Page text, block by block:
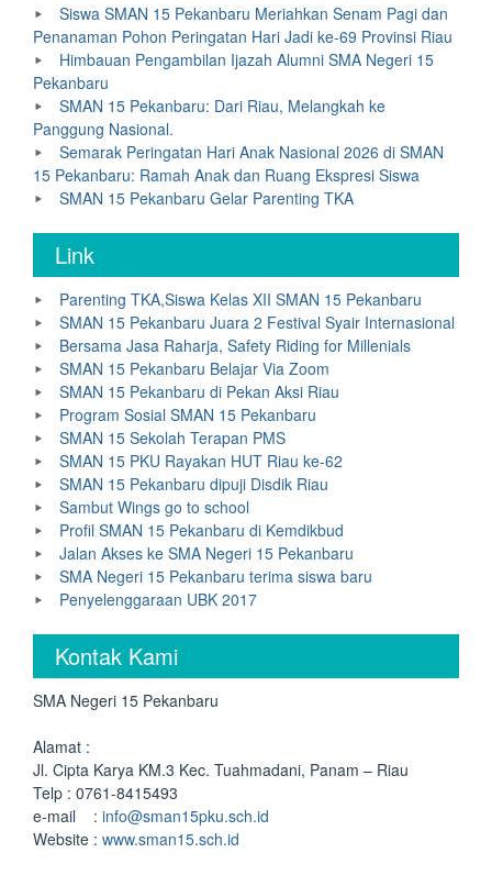
Siswa SMAN 15 Pekanbaru Meriahkan Senam Pagi dan
Penanaman Pohon Peringatan Hari Jadi ke-69 Provinsi Riau
Himbauan Pengambilan Ijazah Alumni SMA Negeri 15
Pekanbaru
SMAN 15 Pekanbaru: Dari Riau, Melangkah ke
Panggung Nasional.
Semarak Peringatan Hari Anak Nasional 2026 di SMAN
15 Pekanbaru: Ramah Anak dan Ruang Ekspresi Siswa
SMAN 15 Pekanbaru Gelar Parenting TKA
Link
Parenting TKA,Siswa Kelas XII SMAN 15 Pekanbaru
SMAN 15 Pekanbaru Juara 2 Festival Syair Internasional
Bersama Jasa Raharja, Safety Riding for Millenials
SMAN 15 Pekanbaru Belajar Via Zoom
SMAN 15 Pekanbaru di Pekan Aksi Riau
Program Sosial SMAN 15 Pekanbaru
SMAN 15 Sekolah Terapan PMS
SMAN 15 PKU Rayakan HUT Riau ke-62
SMAN 15 Pekanbaru dipuji Disdik Riau
Sambut Wings go to school
Profil SMAN 15 Pekanbaru di Kemdikbud
Jalan Akses ke SMA Negeri 15 Pekanbaru
SMA Negeri 15 Pekanbaru terima siswa baru
Penyelenggaraan UBK 2017
Kontak Kami
SMA Negeri 15 Pekanbaru
Alamat :
Jl. Cipta Karya KM.3 Kec. Tuahmadani, Panam – Riau
Telp : 0761-8415493
e-mail : info@sman15pku.sch.id
Website : www.sman15.sch.id